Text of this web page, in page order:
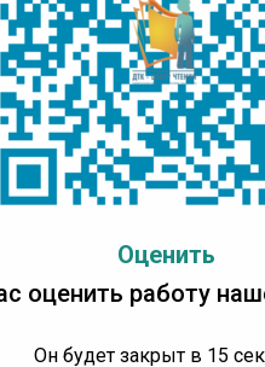
Оценить
оценить работу
Он будет закрыт в 15